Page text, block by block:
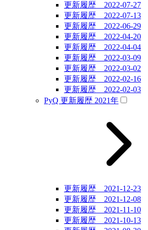
更新履歴 2022-07-27
更新履歴 2022-07-13
更新履歴 2022-06-29
更新履歴 2022-04-20
更新履歴 2022-04-04
更新履歴 2022-03-09
更新履歴 2022-03-02
更新履歴 2022-02-16
更新履歴 2022-02-03
PyQ 更新履歴 2021年
更新履歴 2021-12-23
更新履歴 2021-12-08
更新履歴 2021-11-10
更新履歴 2021-10-13